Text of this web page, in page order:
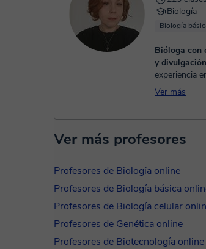
Biología
Biología
Bióloga con
y divulgación
experiencia
talleres de
alumnado
Ver más
Ver más profesores
Profesores de Biología online
Profesores de Biología básica
Profesores de Biología celular
Profesores de Genética online
Profesores de Biotecnología online